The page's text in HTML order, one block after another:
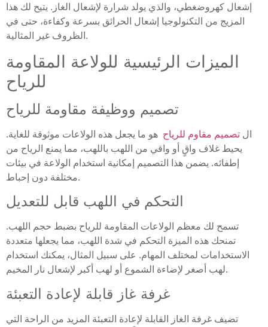
إشعال كهروضغطي، والذي يولد شرارة لإشعال الغاز. يتيح لك هذا
المزيج من التكنولوجيا إشعال الحرائق بسرعة وكفاءة، حتى في
الظروف غير المثالية.
الميزات الرئيسية للولاعة المقاومة
للرياح
تصميم ووظيفة مقاومة للرياح
ال تصميم مقاوم للرياح هو ما يجعل هذه الولاعات موثوقة للغاية.
يحيط غلاف واقٍ أو واقي من اللهب باللهب، مما يمنع الرياح من
إطفائه. يضمن هذا التصميم إمكانية استخدام الولاعة في بيئات
مختلفة دون إحباط.
التحكم في اللهب قابل للتعديل
تسمح لك معظم الولاعات المقاومة للرياح بضبط حجم اللهب.
تمنحك هذه الميزة التحكم في شدة اللهب، مما يجعلها متعددة
الاستخدامات لمختلف المهام. على سبيل المثال، يمكنك استخدام
لهب أصغر لإضاءة الشموع أو لهب أكبر لإشعال نار المخيم.
غرفة غاز قابلة لإعادة التعبئة
تضيف غرفة الغاز القابلة لإعادة التعبئة المزيد من الراحة التي